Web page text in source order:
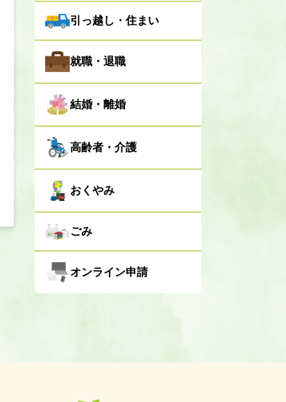
引っ越し・住まい
就職・退職
結婚・離婚
高齢者・介護
おくやみ
ごみ
オンライン申請